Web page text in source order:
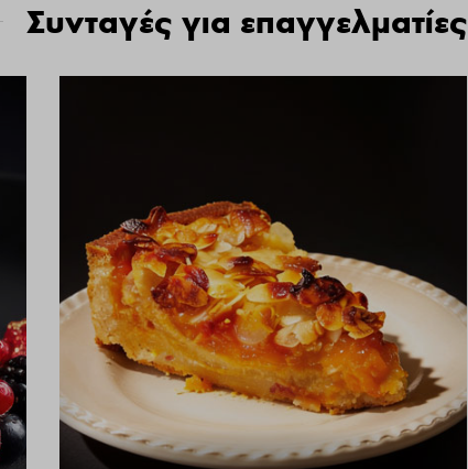
Συνταγές για επαγγελματίες